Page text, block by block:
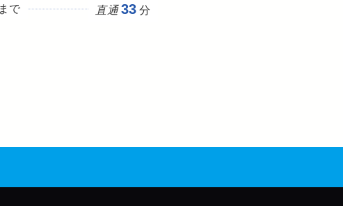
で 直通 33 分